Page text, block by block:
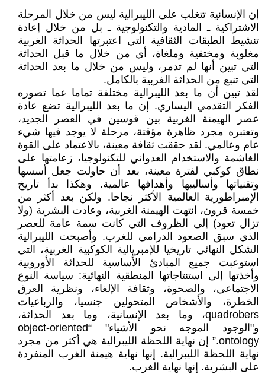
إن الإنسانية تتغلب على الليبرالية ليس من خلال المرحلة
الاشتراكية ـ المادية والتكنولوجية ـ بل من خلال إعادة
تنشيط الطبقات الثقافية التي اعتبرتها الحداثة الغربية
مغلوبة ومختفية وملغاة، أي من خلال ما قبل الحداثة
التي تبين أنها لم تدمر، وليس من خلال ما بعد الحداثة
التي تنبع من الحداثة الغربية بالكامل.
لقد تبين أن ما بعد الليبرالية مختلفة تماما عما تصوره
الفكر التقدمي اليساري. إن ما بعد الليبرالية تضع عادة
عصر الهيمنة الغربية بين قوسين في العصر الجديد،
وتعتبره مجرد ظاهرة مؤقتة، مرحلة لا يوجد فيها شيء
عام وعالمي. لقد حققت ثقافة معينة، بالاعتماد على القوة
الغاشمة والاستخدام العدواني للتكنولوجيا، زعامتها على
نطاق كوكبي لفترة معينة، بعد أن حاولت جعل أسسها
وتقنياتها وأساليبها وأهدافها عالمية. وهكذا بدأ تاريخ
الإمبراطورية العالمية الأكثر نجاحا. ولكن بعد أكثر من
خمسة قرون، انتهت الهيمنة الغربية، وعادت البشرية (ولا
تزال تعود) إلى الظروف التي كانت سمة عامة للعصر
الذي سبق الصعود الدرامي للغرب. وأصبحت الليبرالية
الشكل النهائي تاريخيا للإمبريالية الكوكبية الغربية، التي
استوعبت جميع المبادئ الأساسية للحداثة الأوروبية
وأخذتها إلى استنتاجاتها المنطقية النهائية: سياسة النوع
الاجتماعي، والصحوة، وثقافة الإلغاء، ونظرية العرق
الخطرة، والأشخاص المتحولين جنسيا، والرباعيات
quadrobers، وما بعد الإنسانية، وما بعد الحداثة،
و"الوجود الموجه نحو الأشياء" “object-oriented
ontology.” إن نهاية اللحظة الليبرالية هي أكثر من مجرد
نهاية اللحظة الليبرالية. إنها نهاية هيمنة الغرب المنفردة
على البشرية. إنها نهاية الغرب.